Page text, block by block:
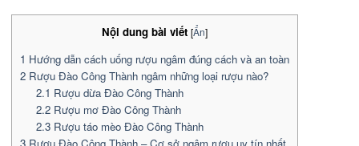
Nội dung bài viết [Ẩn]
1 Hướng dẫn cách uống rượu ngâm đúng cách và an toàn
2 Rượu Đào Công Thành ngâm những loại rượu nào?
2.1 Rượu dừa Đào Công Thành
2.2Rượu mơ Đào Công Thành
2.3Rượu táo mèo Đào Công Thành